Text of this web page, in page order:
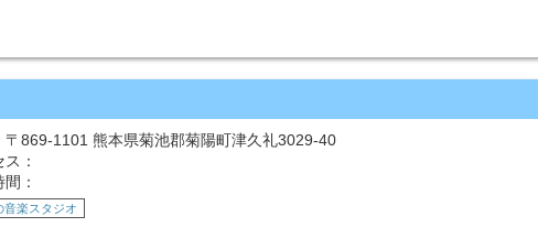
〒869-1101 熊本県菊池郡菊陽町津久礼3029-40
：
：
音楽スタジオ